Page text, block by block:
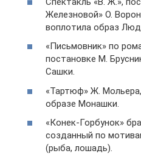
Железновой» О.
воплотила образ
«Письмовник» по
постановке М.
Сашки.
«Тартюф» Ж.
образе Монашки.
«Конек-Горбунок»
созданный по
(рыба, лошадь).